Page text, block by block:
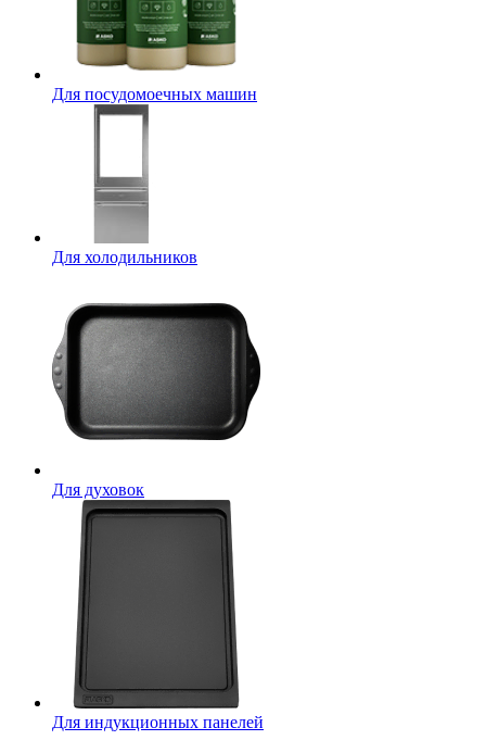
Для посудомоечных машин
Для холодильников
Для духовок
Для индукционных панелей